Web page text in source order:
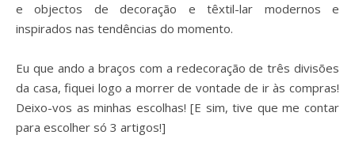
eobjectos de decoração e têxtil-lar modernos e
inspirados nas tendências do momento.
Eu que ando a braços com a redecoração de três divisões
da casa, fiquei logo a morrer de vontade de ir às compras!
Deixo-vos as minhas escolhas! [E sim, tive que me contar
para escolher só 3 artigos!]